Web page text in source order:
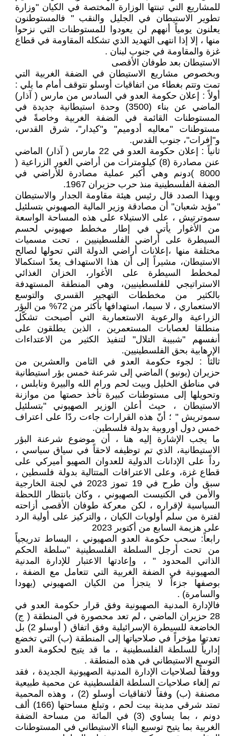
للمشاريع التي تبنتها الوزارة المختصة في الكيان "وزارة
تطوير الاستيطان في الجليل والنقب " فالمستوطنون
يعلنون يومياً أنههم لن يعودوا للمستوطنات التي نزحوا
منها ، إلا إذا انتهى التهديد الذي تشكله المقاومة في قطاع
غزة والمقاومة في جنوب لبنان .
الاستيطان بعد طوفان الأقصى
وبخصوص مشاريع الاستيطان في الضفة الغربية التي
تمت وتتم بغطاء من اتفاقيات أوسلو نتوقف أمام ما يلي :
أولاً : إعلان حكومة العدو في السادس من مارس ( آذار)
الماضي عن بناء (3500) وحدة استيطانية جديدة في
المستوطنات القائمة في الضفة الغربية وخاصةً في
مستوطنات "معاليه أدوميم" و"كيدار"، شرق القدس،
و"إفرات"، جنوب القدس.
ثانياً : إعلان حكومة العدو في 22 مارس ( آذار) الماضي
عنن مصادرة (8) كيلومترات من أراضي الغور الزراعية (
8000 )دونم وهي أكبر عملية مصادرة للأراضي في
الضفة الفلسطينية منذ حرب حزيران 1967.
وبهذا الصدد قال رئيس هيئة مقاومة الجدار والاستيطان
"مؤيد شعبان" أن مصادقة وزير المالية الصهيوني بتسلئيل
سموترتيش ، على الاستيلاء على هذه المساحة الواسعة
من الأغوار يأتي في إطار مخطط صهيوني لحسم
السيطرة على أراضي الفلسطينيين ، تحت مسميات
مختلفة منها ،إعلانات أراضي الدولة التي تحولها لصالح
الاستيطان، مشيراً إلى أن هذا الاستهداف يعدّ استكمالا
لمخطط السيطرة على الأغوار، الخزان الغذائي
الاستراتيجي للفلسطينيين، وهي المنطقة المستهدفة
بالكثير من مخططات التهجير القسري والتوسع
الاستعماري ، لا سيما، استهدافها بأكثر من 72% من البؤر
الزراعية والرعوية الاستعمارية التي أصبحت تشكّل
منطلقا لعصابات المستعمرين ، الذين يطلقون على
أنفسهم "شبيبة التلال" لتنفيذ الكثير من الاعتداءات
الإرهابية بحق الفلسطينيين.
ثالثاً : لجوء حكومة العدو في الثامن والعشرين من
حزيران (يونيو ) الماضي إلى شرعنة خمس بؤر استيطانية
في مناطق الخليل وبيت لحم ورام الله والبيرة ونابلس ،
وتحويلها إلى مستوطنات كبيرة تأخذ حصتها من موازنة
الاستيطان ، حيث أعلن الوزير الصهيوني "بتسلئيل
سموتريش " ؛ أنّ هذه القرارات جاءت ردّا على اعتراف
خمس دول أوروبية بدولة فلسطين.
ما يجب الإشارة إليه هنا ، أن موضوع شرعنة البؤر
الاستيطانية، الذي تم توظيفه لاحقاً في سياق سياسي ،
رداً على الإدانات الدولية للعدوان الصهيو أميركي على
قطاع غزة، وعلى الاعترافات المتتالية بدولة فلسطين ،
سبق وأن طرح في 19 تموز 2023 في لجنة الخارجية
والأمن في الكنيست الصهيوني ، وكان بانتظار اللحظة
السياسية لإقراره ، لكن معركة طوفان الأقصى أزاحته
لفترة من سلم أولويات الكيان ، والتركيز على أولية الرد
على هزيمة السابع من أكتوبر 2023
رابعاً: سحب حكومة العدو الصهيوني ، البساط تدريجياً
من تحت أرجل السلطة الفلسطينية "سلطة الحكم
الذاتي المحدود " ، وإعادتها الاعتبار للإدارة المدنية
الصهيونية في الضفة الغربية التي تتعامل مع الضفة ،
بوصفها جزءاً لا يتجزأ من الكيان الصهيوني (يهودا
والسامرة) .
فالإدارة المدنية الصهيونية وفق قرار حكومة العدو في
28 حزيران الماضي ، لم تعد محصورة في المنطقة ( ج)
الخاضعة للسيطرة الإسرائيلية وفق اتفاق ( أوسلو 2) بل
تعدتها مؤخراً في صلاحياتها إلى المنطقة (ب) التي تخضع
إدارياً للسلطة الفلسطينية ، ما قد يتيح لحكومة العدو
التوسع الاستيطاني في هذه المنطقة .
ووفقاً لصلاحيات الإدارة المدنية الصهيونية الجديدة ، فقد
تم إلغاء صلاحيات السلطة الفلسطينية عن محمية طبيعية
مصنفة (ب) وفقاً لاتفاقيات أوسلو (2) ، وهذه المحمية
تمتد شرقي مدينة بيت لحم ، وتبلغ مساحتها (166) ألف
دونم ، بما يساوي (3) في المائة من مساحة الضفة
الغربية بما يتيح توسيع البناء الاستيطاني في المستوطنات